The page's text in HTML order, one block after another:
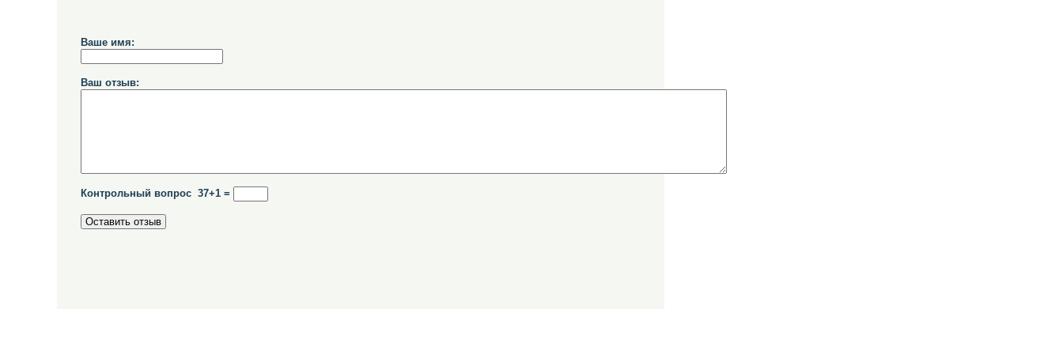
Ваше имя:
Ваш отзыв:
Контрольный вопрос 37+1 =